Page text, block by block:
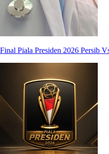
Final Piala Presiden 2026 Persib